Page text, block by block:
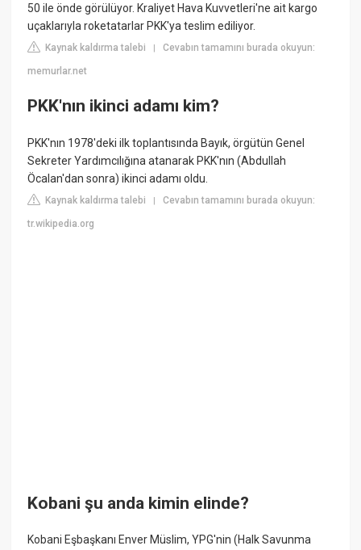
50 ile önde görülüyor. Kraliyet Hava Kuvvetleri'ne ait kargo
uçaklarıyla roketatarlar PKK'ya teslim ediliyor.
Kaynak kaldırma talebi |Cevabın tamamını burada okuyun:
memurlar.net
PKK'nın ikinci adamı kim?
PKK'nın 1978'deki ilk toplantısında Bayık, örgütün Genel
Sekreter Yardımcılığına atanarak PKK'nın (Abdullah
Öcalan'dan sonra) ikinci adamı oldu.
Kaynak kaldırma talebi |Cevabın tamamını burada okuyun:
tr.wikipedia.org
Kobani şu anda kimin elinde?
Kobani Eşbaşkanı Enver Müslim, YPG'nin (Halk Savunma